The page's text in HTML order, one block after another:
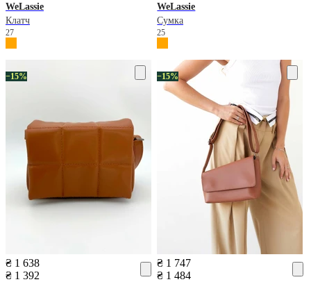
WeLassie
Клатч
27
WeLassie
Сумка
25
−15%
₴ 1 638
₴ 1 392
−15%
₴ 1 747
₴ 1 484